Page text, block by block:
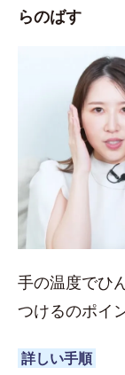
らのばす
手の温度でひ
つけるのポイ
詳しい手順